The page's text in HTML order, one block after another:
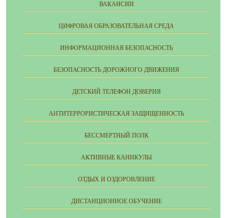
ВАКАНСИИ
ЦИФРОВАЯ ОБРАЗОВАТЕЛЬНАЯ СРЕДА
ИНФОРМАЦИОННАЯ БЕЗОПАСНОСТЬ
БЕЗОПАСНОСТЬ ДОРОЖНОГО ДВИЖЕНИЯ
ДЕТСКИЙ ТЕЛЕФОН ДОВЕРИЯ
АНТИТЕРРОРИСТИЧЕСКАЯ ЗАЩИЩЕННОСТЬ
БЕССМЕРТНЫЙ ПОЛК
АКТИВНЫЕ КАНИКУЛЫ
ОТДЫХ И ОЗДОРОВЛЕНИЕ
ДИСТАНЦИОННОЕ ОБУЧЕНИЕ